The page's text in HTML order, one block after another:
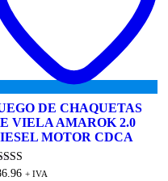
DE CHAQUETAS
VIELA AMAROK 2.0
MOTOR CDCA
+ IVA